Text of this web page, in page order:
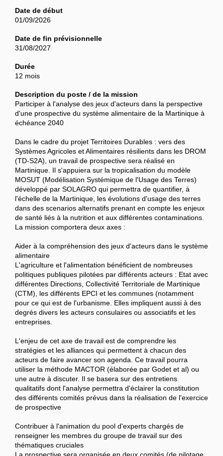
Date de début
01/09/2026
Date de fin prévisionnelle
31/08/2027
Durée
12 mois
Description du poste / de la mission
Participer à l'analyse des jeux d'acteurs dans la perspective
d'une prospective du système alimentaire de la Martinique à
échéance 2040
Dans le cadre du projet Territoires Durables : vers des
Systèmes Agricoles et Alimentaires résilients dans les DROM
(TD-S2A), un travail de prospective sera réalisé en
Martinique. Il s'appuiera sur la tropicalisation du modèle
MOSUT (Modélisation Systémique de l'Usage des Terres)
développé par SOLAGRO qui permettra de quantifier, à
l'échelle de la Martinique, les évolutions d'usage des terres
dans des scenarios alternatifs prenant en compte les enjeux
de santé liés à la nutrition et aux différentes contaminations.
La mission comportera deux axes :
Aider à la compréhension des jeux d'acteurs dans le système
alimentaire
L'agriculture et l'alimentation bénéficient de nombreuses
politiques publiques pilotées par différents acteurs : Etat avec
différentes Directions, Collectivité Territoriale de Martinique
(CTM), les différents EPCI et les communes (notamment
pour ce qui est de l'urbanisme. Elles impliquent aussi à des
degrés divers les acteurs consulaires ou associatifs et les
entreprises.
L'enjeu de cet axe de travail est de comprendre les
stratégies et les alliances qui permettent à chacun des
acteurs de faire avancer son agenda. Ce travail pourra
utiliser la méthode MACTOR (élaborée par Godet et al) ou
une autre à discuter. Il se basera sur des entretiens
qualitatifs dont l'analyse permettra d'éclairer la constitution
des différents comités prévus dans la réalisation de l'exercice
de prospective
Contribuer à l'animation du pool d'experts chargés de
renseigner les membres du groupe de travail sur des
thématiques cruciales